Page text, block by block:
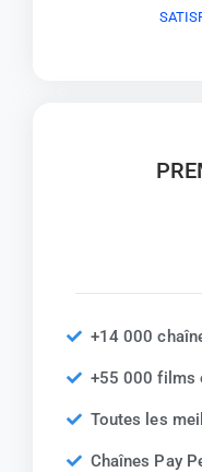
+14 000
+55 000 films
Toutes les
Chaînes Pay